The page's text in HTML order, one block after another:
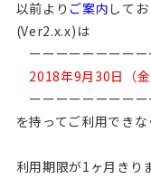
以前より ご案内 して
(Ver2.x.x)は
ーーーーーーーーー
2018年9月30日（金
ーーーーーーーーー
を持ってご利用でき
利用期限が1ヶ月きり